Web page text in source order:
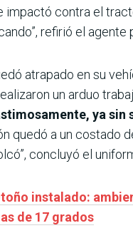
impactó contra el
refirió el agente
atrapado en su
un arduo
ya sin
quedó a un costado
concluyó el
instalado:
de 17 grados